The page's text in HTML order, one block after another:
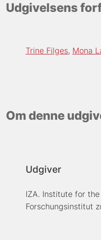
Udgivelsens
Trine Filges Mona
Om denne
Udgiver
IZA. Institute for
Forschungsinstitut